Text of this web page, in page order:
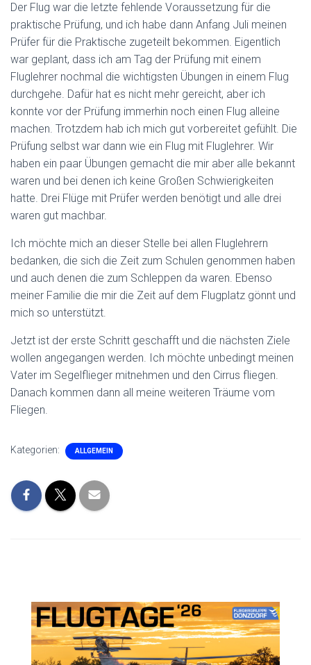
Der Flug war die letzte fehlende Voraussetzung für die
praktische Prüfung, und ich habe dann Anfang Juli meinen
Prüfer für die Praktische zugeteilt bekommen. Eigentlich
war geplant, dass ich am Tag der Prüfung mit einem
Fluglehrer nochmal die wichtigsten Übungen in einem Flug
durchgehe. Dafür hat es nicht mehr gereicht, aber ich
konnte vor der Prüfung immerhin noch einen Flug alleine
machen. Trotzdem hab ich mich gut vorbereitet gefühlt. Die
Prüfung selbst war dann wie ein Flug mit Fluglehrer. Wir
haben ein paar Übungen gemacht die mir aber alle bekannt
waren und bei denen ich keine Großen Schwierigkeiten
hatte. Drei Flüge mit Prüfer werden benötigt und alle drei
waren gut machbar.
Ich möchte mich an dieser Stelle bei allen Fluglehrern
bedanken, die sich die Zeit zum Schulen genommen haben
und auch denen die zum Schleppen da waren. Ebenso
meiner Familie die mir die Zeit auf dem Flugplatz gönnt und
mich so unterstützt.
Jetzt ist der erste Schritt geschafft und die nächsten Ziele
wollen angegangen werden. Ich möchte unbedingt meinen
Vater im Segelflieger mitnehmen und den Cirrus fliegen.
Danach kommen dann all meine weiteren Träume vom
Fliegen.
Kategorien: ALLGEMEIN